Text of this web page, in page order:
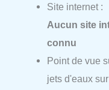
Site internet :
Aucun site
connu
Point de vue
jets d'eaux